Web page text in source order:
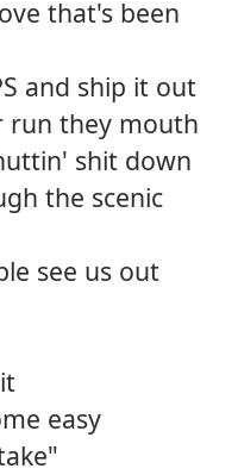
that's been
and ship it out
run they mouth
shit down
the scenic
see us out
easy